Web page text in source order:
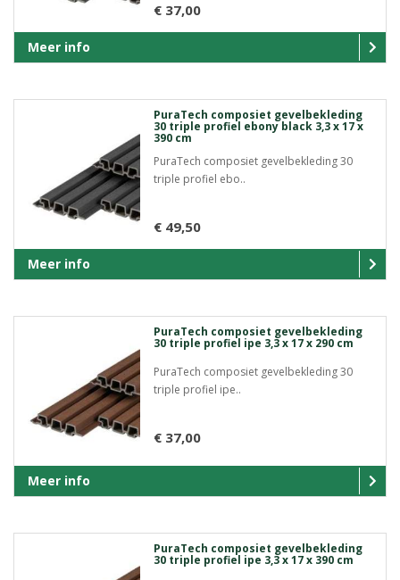
€ 37,00
Meer info
PuraTech composiet gevelbekleding
30 triple profiel ebony black 3,3 x 17 x
390 cm
PuraTech composiet gevelbekleding 30
triple profiel ebo..
€ 49,50
Meer info
PuraTech composiet gevelbekleding
30 triple profiel ipe 3,3 x 17 x 290 cm
PuraTech composiet gevelbekleding 30
triple profiel ipe..
€ 37,00
Meer info
PuraTech composiet gevelbekleding
30 triple profiel ipe 3,3 x 17 x 390 cm